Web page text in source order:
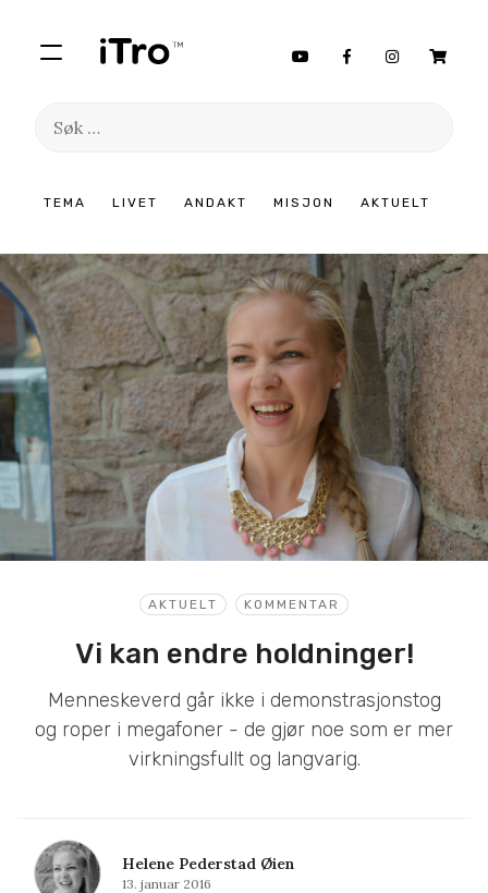
TEMA LIVET ANDAKT MISJON AKTUELT
Søk
innhold
AKTUELT KOMMENTAR
Vi kan endre holdninger!
Menneskeverd går ikke i demonstrasjonstog
og roper i megafoner - de gjør noe som er mer
virkningsfullt og langvarig.
Helene Pederstad Øien
13. januar 2016